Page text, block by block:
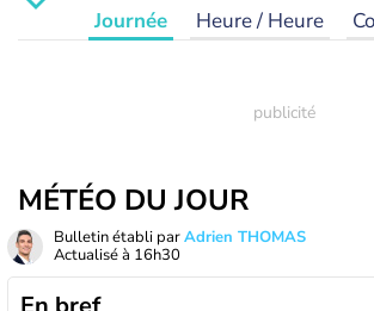
Journée Heure / Heure
MÉTÉO DU JOUR
Bulletin établi parAdrien THOMAS
Actualisé à 16h30